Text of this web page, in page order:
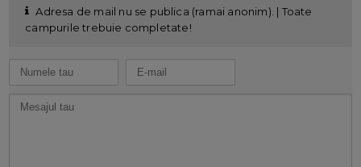
Adresa de mail nu se publica (ramai anonim). | Toate
campurile trebuie completate!